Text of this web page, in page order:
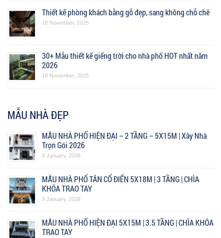
Thiết kế phòng khách bằng gỗ đẹp, sang không chỗ chê
18 November, 2025
30+ Mẫu thiết kế giếng trời cho nhà phố HOT nhất năm
2026
18 November, 2025
MẪU NHÀ ĐẸP
MẪU NHÀ PHỐ HIỆN ĐẠI – 2 TẦNG – 5X15M | Xây Nhà
Trọn Gói 2026
9 January, 2026
MẪU NHÀ PHỐ TÂN CỔ ĐIỂN 5X18M | 3 TẦNG | CHÌA
KHÓA TRAO TAY
9 January, 2026
MẪU NHÀ PHỐ HIỆN ĐẠI 5X15M | 3.5 TẦNG | CHÌA KHÓA
TRAO TAY